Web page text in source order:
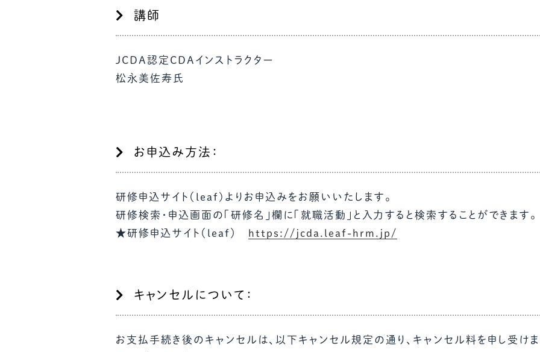
講師
JCDA認定CDAインストラクター
松永美佐寿氏
お申込み方法：
研修申込サイト（leaf)よりお申込みをお願いいたします。
研修検索・申込画面の「研修名」欄に「就職活動」と入力すると検索することができます。
★研修申込サイト（leaf） https://jcda.leaf-hrm.jp/
キャンセルについて：
お支払手続き後のキャンセルは、以下キャンセル規定の通り、キャンセル料を申し受けま